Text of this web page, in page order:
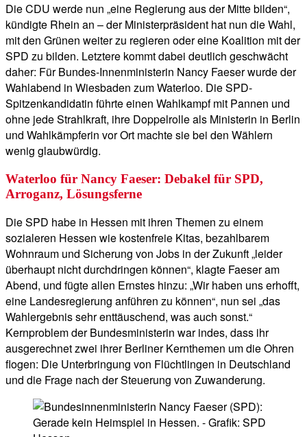
Die CDU werde nun „eine Regierung aus der Mitte bilden“,
kündigte Rhein an – der Ministerpräsident hat nun die Wahl,
mit den Grünen weiter zu regieren oder eine Koalition mit der
SPD zu bilden. Letztere kommt dabei deutlich geschwächt
daher: Für Bundes-Innenministerin Nancy Faeser wurde der
Wahlabend in Wiesbaden zum Waterloo. Die SPD-
Spitzenkandidatin führte einen Wahlkampf mit Pannen und
ohne jede Strahlkraft, ihre Doppelrolle als Ministerin in Berlin
und Wahlkämpferin vor Ort machte sie bei den Wählern
wenig glaubwürdig.
Waterloo für Nancy Faeser: Debakel für SPD,
Arroganz, Lösungsferne
Die SPD habe in Hessen mit ihren Themen zu einem
sozialeren Hessen wie kostenfreie Kitas, bezahlbarem
Wohnraum und Sicherung von Jobs in der Zukunft „leider
überhaupt nicht durchdringen können“, klagte Faeser am
Abend, und fügte allen Ernstes hinzu: „Wir haben uns erhofft,
eine Landesregierung anführen zu können“, nun sei „das
Wahlergebnis sehr enttäuschend, was auch sonst.“
Kernproblem der Bundesministerin war indes, dass ihr
ausgerechnet zwei ihrer Berliner Kernthemen um die Ohren
flogen: Die Unterbringung von Flüchtlingen in Deutschland
und die Frage nach der Steuerung von Zuwanderung.